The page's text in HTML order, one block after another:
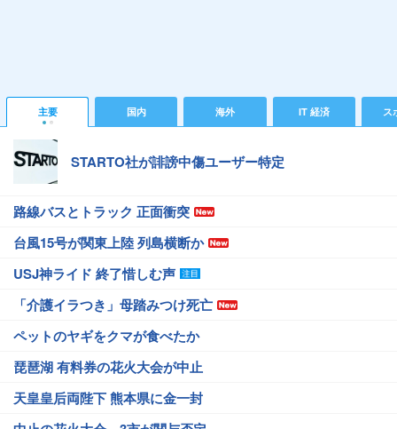
主要 国内 海外 IT 経済 ス
STARTO社が誹謗中傷ユーザー特定
路線バスとトラック 正面衝突
台風15号が関東上陸 列島横断か
USJ神ライド 終了惜しむ声
「介護イラつき」母踏みつけ死亡
ペットのヤギをクマが食べたか
琵琶湖 有料券の花火大会が中止
天皇皇后両陛下 熊本県に金一封